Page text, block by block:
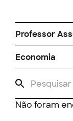
Professor
Economia
Não foram